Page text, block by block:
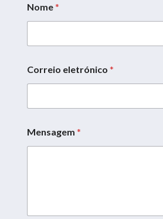
C
o
r
i
o
e
Nome*
Correio eletrónico *
Mensagem *